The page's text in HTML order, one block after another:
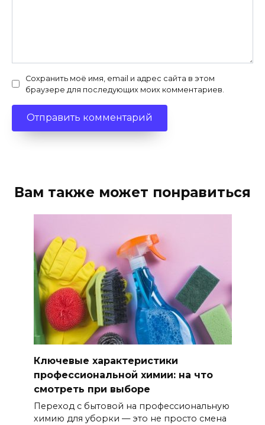
Сохранить моё имя, email и адрес сайта в этом
браузере для последующих моих комментариев.
Вам также может понравиться
Ключевые характеристики
профессиональной химии: на что
смотреть при выборе
Переход с бытовой на профессиональную
химию для уборки — это не просто смена